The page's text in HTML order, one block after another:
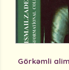
Görkəmli